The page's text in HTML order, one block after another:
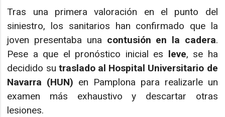
Tras una primera valoración en el punto del
siniestro, los sanitarios han confirmado que la
joven presentaba una contusión en la cadera.
Pese a que el pronóstico inicial es leve, se ha
decidido su traslado al Hospital Universitario de
Navarra (HUN) en Pamplona para realizarle un
examen más exhaustivo y descartar otras
lesiones.